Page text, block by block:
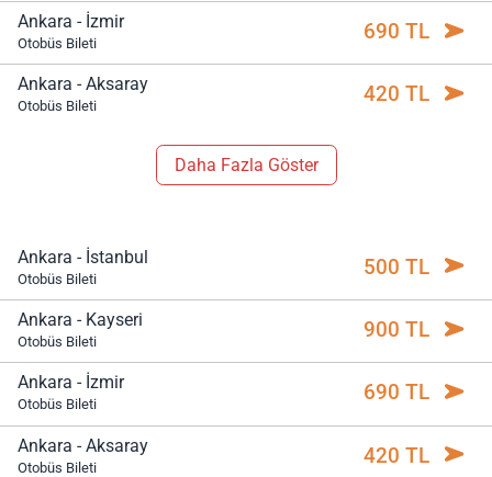
Ankara - İzmir
Otobüs Bileti 690 TL
Ankara - Aksaray
Otobüs Bileti 420 TL
Daha Fazla Göster
Ankara - İstanbul
Otobüs Bileti 500 TL
Ankara - Kayseri
Otobüs Bileti 900 TL
Ankara - İzmir
Otobüs Bileti 690 TL
Ankara - Aksaray
Otobüs Bileti 420 TL